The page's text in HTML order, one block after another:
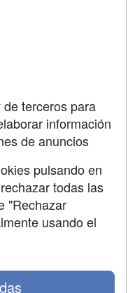
terceros para
información
de anuncios
pulsando en
todas las
"Rechazar
usando el